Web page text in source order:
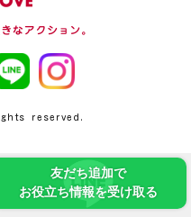
友だち追加で
お役立ち情報を受け取る
reserved.